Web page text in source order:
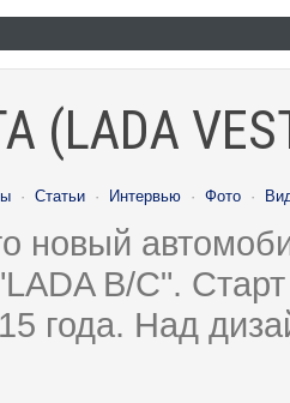
(LADA
· Статьи · Интервью · Фото ·
новый
B/C".
года. Над